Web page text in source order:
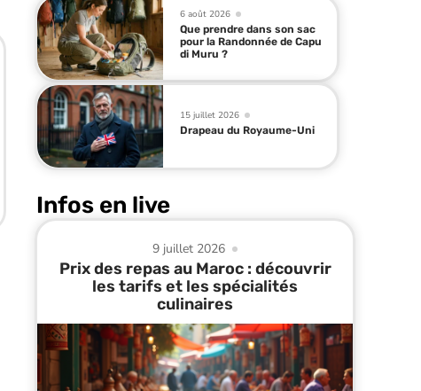
6 août 2026
Que prendre dans son sac
pour la Randonnée de Capu
di Muru ?
15 juillet 2026
Drapeau du Royaume-Uni
Infos en live
9 juillet 2026
Prix des repas au Maroc : découvrir
les tarifs et les spécialités
culinaires